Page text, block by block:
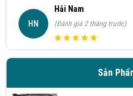
HN
Hải Nam
(Đánh giá 2 tháng trước)
Phong cách làm việc nhanh
Sản